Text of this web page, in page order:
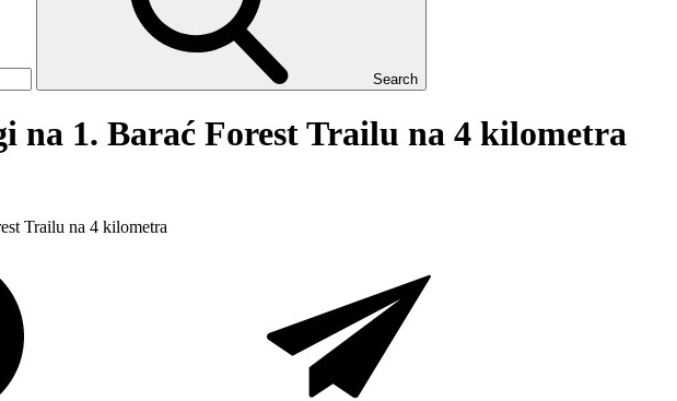
Search
na 1. Barać Forest Trailu na 4 kilometra
Trailu na 4 kilometra